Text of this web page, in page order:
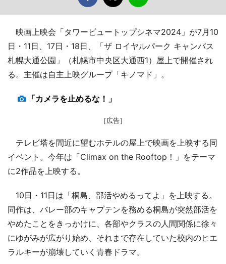
映画上映会「タワービュートップシネマ2024」が7月10
日・11日、17日・18日、「ザ ロイヤルパーク キャンバス
札幌大通公園」（札幌市中央区大通西1）屋上で開催され
る。主催は自主上映グループ「キノマド」。
「カメラを止めるな！」
［広告］
テレビ塔を間近に望むホテルの屋上で映画を上映する同
イベント。今年は「Climax on the Rooftop！」をテーマ
に2作品を上映する。
10日・11日は「桐島、部活やめるってよ」を上映する。
同作は、バレー部のキャプテンを務める桐島が突然部活を
やめたことをきっかけに、各部やクラスの人間関係に徐々
にゆがみが広がり始め、それまで存在していた校内のヒエ
ラルキーが崩壊していく青春ドラマ。